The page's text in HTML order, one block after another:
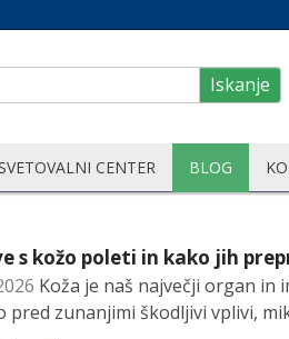
Iskanje
CENTER BLOG
s kožo poleti in kako jih
Koža je naš največji organ in
pred zunanjimi škodljivi vplivi,